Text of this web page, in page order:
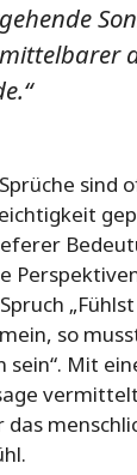
sind
so
sein“. Mit
das